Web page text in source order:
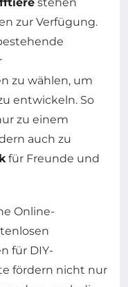
zur Verfügung.
zu wählen, um
entwickeln. So
zu einem
auch zu
für Freunde und
Online-
für DIY-
fördern nicht nur